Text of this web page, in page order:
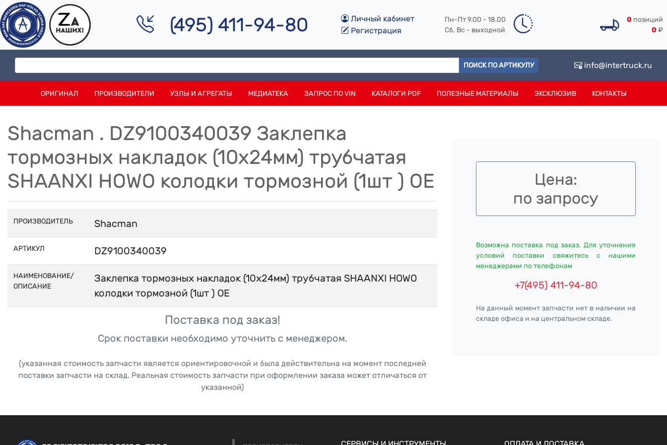
(495) 411-94-80
Личный кабинет
Регистрация
Пн-Пт 9.00 - 18.00
Сб, Вс - выходной
0 позиций
0 ₽
ПОИСК ПО АРТИКУЛУ info@intertruck.ru
ОРИГИНАЛ ПРОИЗВОДИТЕЛИ УЗЛЫ И АГРЕГАТЫ МЕДИАТЕКА ЗАПРОС ПО VIN КАТАЛОГИ PDF ПОЛЕЗНЫЕ МАТЕРИАЛЫ ЭКСКЛЮЗИВ КОНТАКТЫ
Shacman . DZ9100340039 Заклепка
тормозных накладок (10х24мм) трубчатая
SHAANXI HOWO колодки тормозной (1шт ) OE
ПРОИЗВОДИТЕЛЬ Shacman
АРТИКУЛ DZ9100340039
НАИМЕНОВАНИЕ/
ОПИСАНИЕ
Заклепка тормозных накладок (10х24мм) трубчатая SHAANXI HOWO
колодки тормозной (1шт ) OE
Поставка под заказ!
Срок поставки необходимо уточнить с менеджером.
(указанная стоимость запчасти является ориентировочной и была действительна на момент последней
поставки запчасти на склад. Реальная стоимость запчасти при оформлении заказа может отличаться от
указанной)
Цена:
по запросу
Возможна поставка под заказ. Для уточнения
условий поставки свяжитесь с нашими
менеджерами по телефонам
+7(495) 411-94-80
На данный момент запчасти нет в наличии на
складе офиса и на центральном складе.